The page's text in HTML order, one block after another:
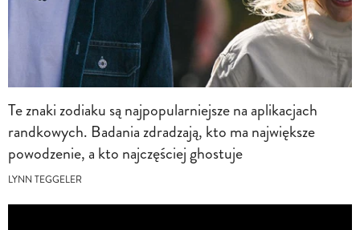
Te znaki zodiaku są najpopularniejsze na aplikacjach
randkowych. Badania zdradzają, kto ma największe
powodzenie, a kto najczęściej ghostuje
LYNN TEGGELER